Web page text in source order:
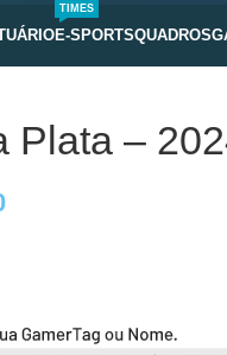
E-SPORTS
TIMES
QUADROS
Plata –